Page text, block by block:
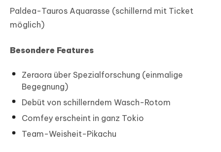
Paldea-Tauros Aquarasse (schillernd mit Ticket
möglich)
Besondere Features
Zeraora über Spezialforschung (einmalige
Begegnung)
Debüt von schillerndem Wasch-Rotom
Comfey erscheint in ganz Tokio
Team-Weisheit-Pikachu